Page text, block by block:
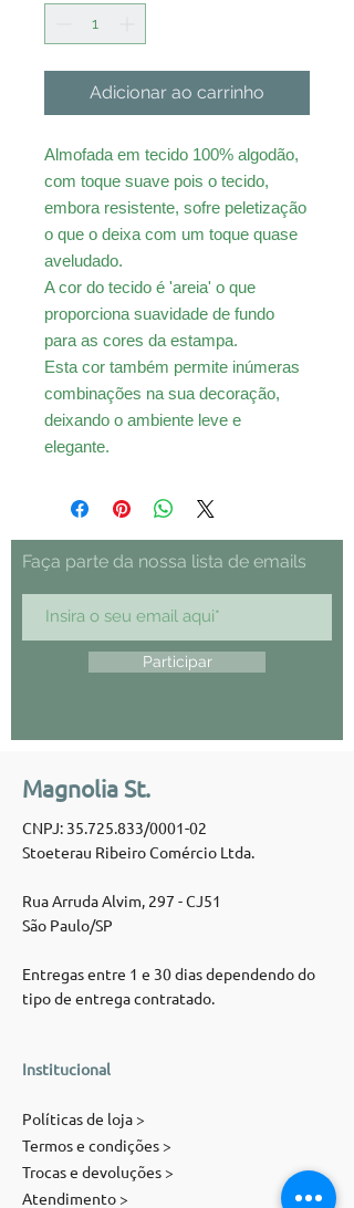
Adicionar ao carrinho
Almofada em tecido 100% algodão,
com toque suave pois o tecido,
embora resistente, sofre peletização
o que o deixa com um toque quase
aveludado.
A cor do tecido é 'areia' o que
proporciona suavidade de fundo
para as cores da estampa.
Esta cor também permite inúmeras
combinações na sua decoração,
deixando o ambiente leve e
elegante.
Faça parte da nossa lista de emails
Participar
Magnolia St.
CNPJ: 35.725.833/0001-02
Stoeterau Ribeiro Comércio Ltda.
Rua Arruda Alvim, 297 - CJ51
São Paulo/SP
Entregas entre 1 e 30 dias dependendo do
tipo de entrega contratado.
Institucional
Políticas de loja >
Termos e condições >
Trocas e devoluções >
Atendimento >